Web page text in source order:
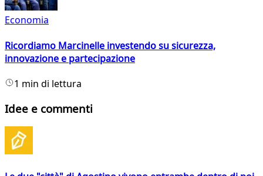
Economia
Ricordiamo Marcinelle investendo su sicurezza,
innovazione e partecipazione
1 min di lettura
Idee e commenti